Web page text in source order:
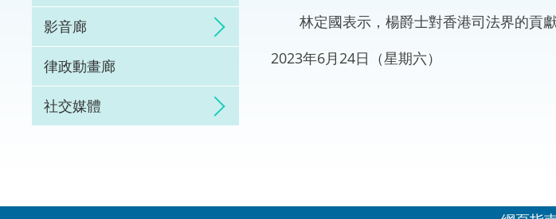
促成交易和爭議解決服務中心
影音廊
律政動畫廊
社交媒體
林定國表示，楊爵士對香港司法界的貢獻
2023年6月24日（星期六）